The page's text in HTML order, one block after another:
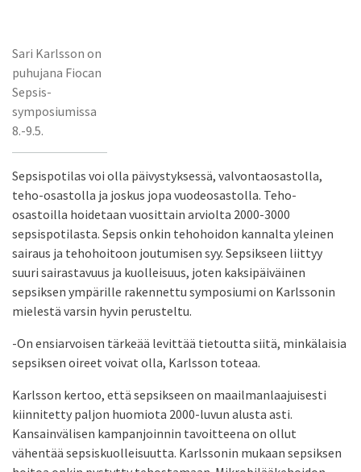
Sari Karlsson on
puhujana Fiocan
Sepsis-
symposiumissa
8.-9.5.
Sepsispotilas voi olla päivystyksessä, valvontaosastolla,
teho-osastolla ja joskus jopa vuodeosastolla. Teho-
osastoilla hoidetaan vuosittain arviolta 2000-3000
sepsispotilasta. Sepsis onkin tehohoidon kannalta yleinen
sairaus ja tehohoitoon joutumisen syy. Sepsikseen liittyy
suuri sairastavuus ja kuolleisuus, joten kaksipäiväinen
sepsiksen ympärille rakennettu symposiumi on Karlssonin
mielestä varsin hyvin perusteltu.
-On ensiarvoisen tärkeää levittää tietoutta siitä, minkälaisia
sepsiksen oireet voivat olla, Karlsson toteaa.
Karlsson kertoo, että sepsikseen on maailmanlaajuisesti
kiinnitetty paljon huomiota 2000-luvun alusta asti.
Kansainvälisen kampanjoinnin tavoitteena on ollut
vähentää sepsiskuolleisuutta. Karlssonin mukaan sepsiksen